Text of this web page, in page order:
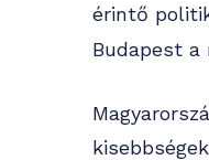
érintő
Budapest a